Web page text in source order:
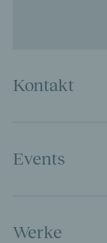
Kontakt
Events
Werke